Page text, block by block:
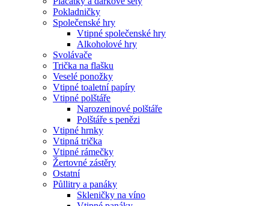
Pokladničky
Společenské hry
Vtipné společenské hry
Alkoholové hry
Svolávače
Trička na flašku
Veselé ponožky
Vtipné toaletní papíry
Vtipné polštáře
Narozeninové polštáře
Polštáře s penězi
Vtipné hrnky
Vtipná trička
Vtipné rámečky
Žertovné zástěry
Ostatní
Půllitry a panáky
Skleničky na víno